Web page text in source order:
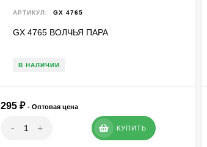
АРТИКУЛ: GX 4765
GX 4765 ВОЛЧЬЯ ПАРА
В НАЛИЧИИ
295 ₽ - Оптовая цена
- + КУПИТЬ